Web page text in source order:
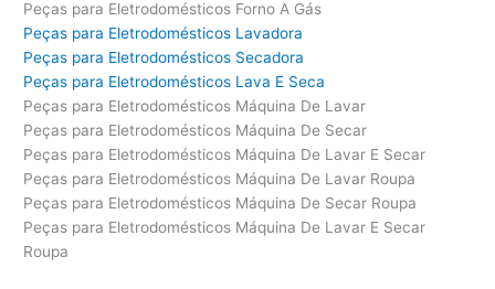
Peças para Eletrodomésticos Forno A Gás
Peças para Eletrodomésticos Lavadora
Peças para Eletrodomésticos Secadora
Peças para Eletrodomésticos Lava E Seca
Peças para Eletrodomésticos Máquina De Lavar
Peças para Eletrodomésticos Máquina De Secar
Peças para Eletrodomésticos Máquina De Lavar E Secar
Peças para Eletrodomésticos Máquina De Lavar Roupa
Peças para Eletrodomésticos Máquina De Secar Roupa
Peças para Eletrodomésticos Máquina De Lavar E Secar
Roupa